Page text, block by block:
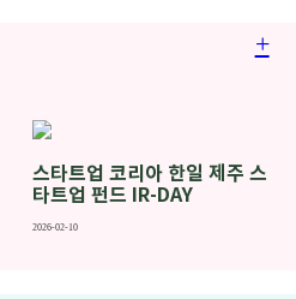
+
스타트업 코리아 한일 제주 스
타트업 펀드 IR-DAY
2026-02-10